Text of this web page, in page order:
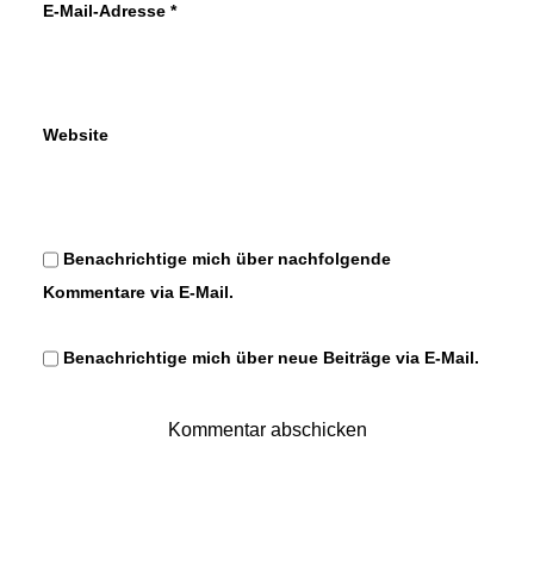
E-Mail-Adresse *
Website
Benachrichtige mich über nachfolgende
Kommentare via E-Mail.
Benachrichtige mich über neue Beiträge via E-Mail.